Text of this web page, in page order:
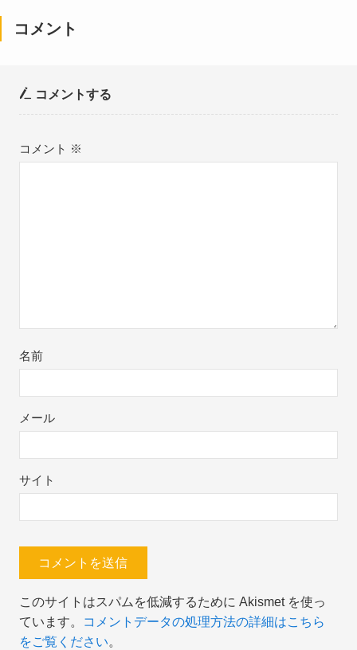
コメント
コメントする
コメント ※
名前
メール
サイト
このサイトはスパムを低減するために Akismet を使っ
ています。
コメントデータの処理方法の詳細はこちら
をご覧ください。